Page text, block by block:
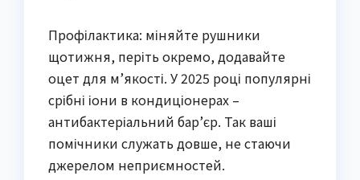
Профілактика: міняйте рушники
щотижня, періть окремо, додавайте
оцет для м’якості. У 2025 році популярні
срібні іони в кондиціонерах –
антибактеріальний бар’єр. Так ваші
помічники служать довше, не стаючи
джерелом неприємностей.